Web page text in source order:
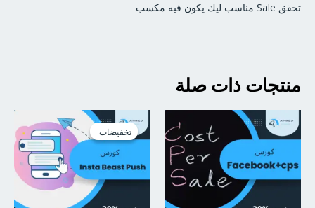
تحقق Sale مناسب ليك يكون فيه مكسب
منتجات ذات صلة
تخفيضات!
تخفيضات!
السعر
الأصلي
هو:
$143.00.
السعر
الحالي
هو: